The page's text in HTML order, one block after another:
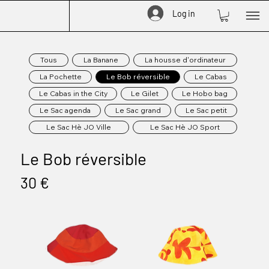
Log in
Le Bob réversible
30 €
Tous La Banane
La housse d'ordinateur
La Pochette
Le Bob réversible
Le Cabas
Le Cabas in the City
Le Gilet
Le Hobo bag
Le Sac agenda
Le Sac grand
Le Sac petit
Le Sac Hè JO Ville
Le Sac Hè JO Sport